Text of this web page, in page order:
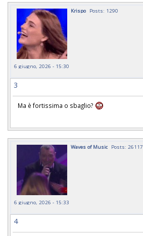
Krispo Posts: 1290
6 giugno, 2026 - 15:30
3
Ma è fortissima o sbaglio?
Waves of Music Posts: 26117
6 giugno, 2026 - 15:33
4